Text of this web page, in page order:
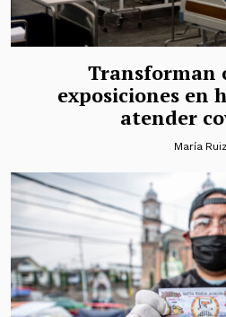
Transforman
exposiciones en
atender
María Ruiz